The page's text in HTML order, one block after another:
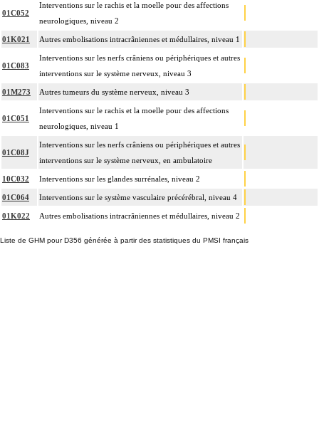
01C052
Interventions sur le rachis et la moelle pour des affections
neurologiques, niveau 2
01K021 Autres embolisations intracrâniennes et médullaires, niveau 1
01C083
Interventions sur les nerfs crâniens ou périphériques et autres
interventions sur le système nerveux, niveau 3
01M273 Autres tumeurs du système nerveux, niveau 3
01C051
Interventions sur le rachis et la moelle pour des affections
neurologiques, niveau 1
01C08J
Interventions sur les nerfs crâniens ou périphériques et autres
interventions sur le système nerveux, en ambulatoire
10C032 Interventions sur les glandes surrénales, niveau 2
01C064 Interventions sur le système vasculaire précérébral, niveau 4
01K022 Autres embolisations intracrâniennes et médullaires, niveau 2
Liste de GHM pour D356 générée à partir des statistiques du PMSI français